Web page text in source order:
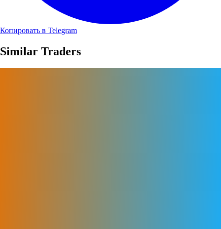
Копировать в Telegram
Similar Traders